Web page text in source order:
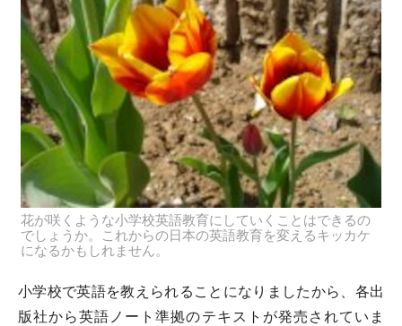
花が咲くような小学校英語教育にしていくことはできるの
でしょうか。これからの日本の英語教育を変えるキッカケ
になるかもしれません。
小学校で英語を教えられることになりましたから、各出
版社から英語ノート準拠のテキストが発売されていま